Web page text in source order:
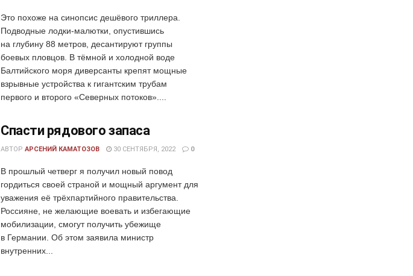
Это похоже на синопсис дешёвого триллера.
Подводные лодки-малютки, опустившись
на глубину 88 метров, десантируют группы
боевых пловцов. В тёмной и холодной воде
Балтийского моря диверсанты крепят мощные
взрывные устройства к гигантским трубам
первого и второго «Северных потоков»....
Спасти рядового запаса
АВТОР АРСЕНИЙ КАМАТОЗОВ 30 СЕНТЯБРЯ, 2022 0
В прошлый четверг я получил новый повод
гордиться своей страной и мощный аргумент для
уважения её трёхпартийного правительства.
Россияне, не желающие воевать и избегающие
мобилизации, смогут получить убежище
в Германии. Об этом заявила министр
внутренних...